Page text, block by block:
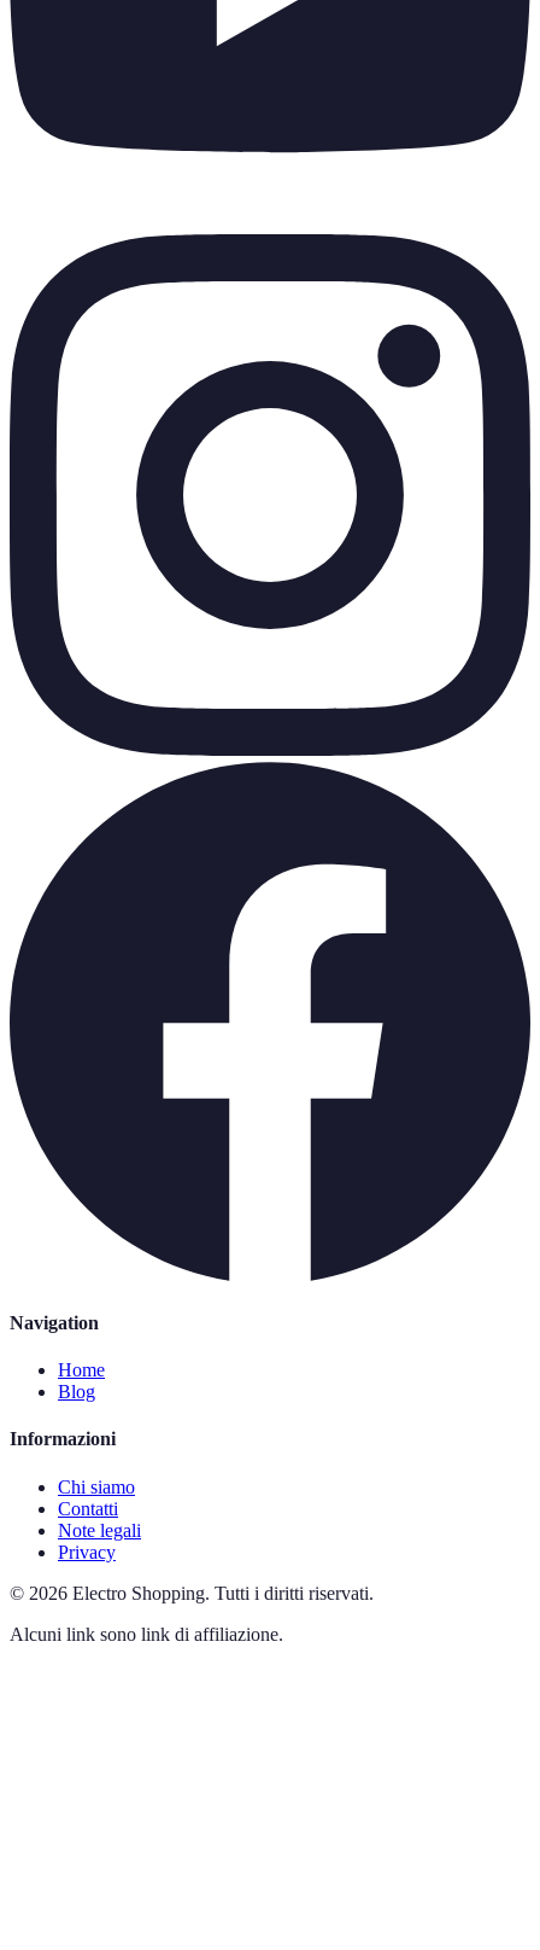
Navigation
Home
Blog
Informazioni
Chi siamo
Contatti
Note legali
Privacy
© 2026 Electro Shopping. Tutti i diritti riservati.
Alcuni link sono link di affiliazione.